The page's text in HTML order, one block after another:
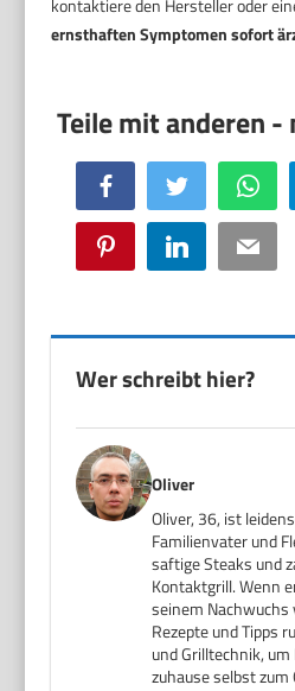
kontaktiere den Hersteller oder
ernsthaften Symptomen sofort
Facebook Twitter
Pinterest LinkedIn Email
Wer schreibt hier?
Oliver
Oliver, 36, ist
Familienvater und
saftige Steaks und
Kontaktgrill. Wenn
seinem
Rezepte und Tipps
und Grilltechnik,
zuhause selbst